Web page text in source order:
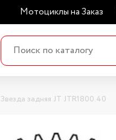
Мотоциклы на Заказ
Звезда задняя JT JTR1800.40